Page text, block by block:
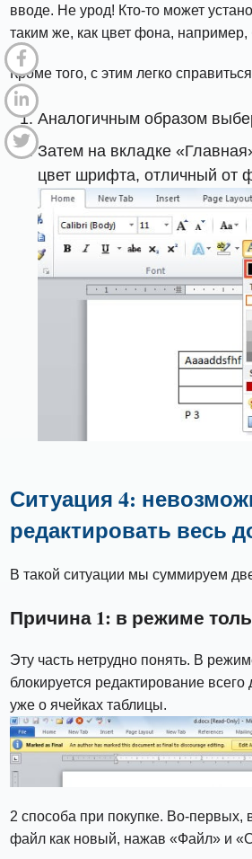
вводе. Не урод! Кто-то может
таким же, как цвет фона, например,
Кроме того, с этим легко
Аналогичным образом
Затем на вкладке
цвет шрифта, отличный от
Ситуация 4:
редактировать весь
В такой ситуации мы суммируем
Причина 1: в режиме
Эту часть нетрудно понять. В
блокируется редактирование всего
уже о ячейках таблицы.
2 способа при покупке. Во-первых,
файл как новый, нажав «Файл» и